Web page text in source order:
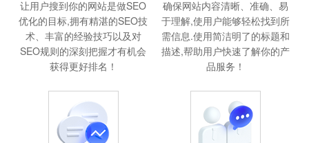
让用户搜到你的网站是做SEO
优化的目标,拥有精湛的SEO技
术、丰富的经验技巧以及对
SEO规则的深刻把握才有机会
获得更好排名！
确保网站内容清晰、准确、易
于理解,使用户能够轻松找到所
需信息.使用简洁明了的标题和
描述,帮助用户快速了解你的产
品服务！